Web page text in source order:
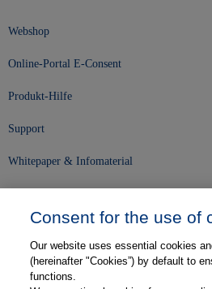
Webshop
Online-Portal E-Consent
Produkt-Hilfe
Support
Whitepaper & Infomaterial
Karriere
Consent for the use of
Our website uses essential cookies
(hereinafter "Cookies”) by default to
functions.